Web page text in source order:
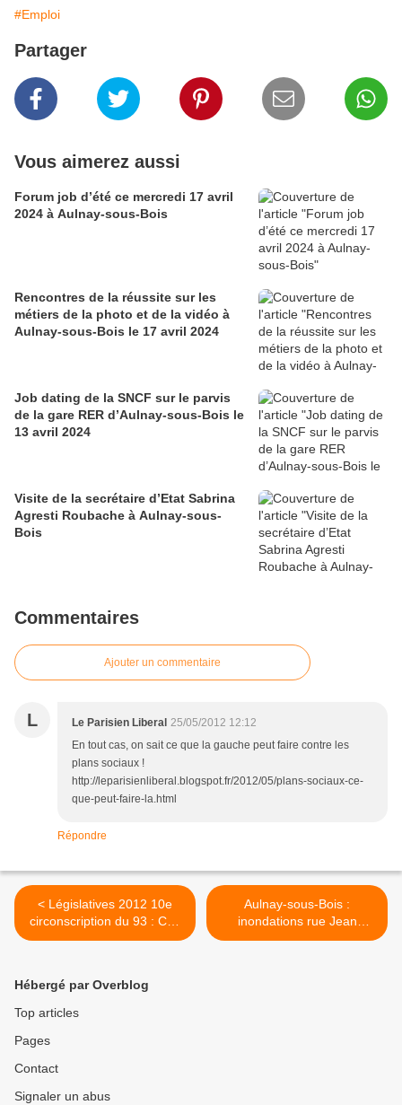
#Emploi
Partager
Vous aimerez aussi
Forum job d’été ce mercredi 17 avril
2024 à Aulnay-sous-Bois
Rencontres de la réussite sur les
métiers de la photo et de la vidéo à
Aulnay-sous-Bois le 17 avril 2024
Job dating de la SNCF sur le parvis
de la gare RER d’Aulnay-sous-Bois le
13 avril 2024
Visite de la secrétaire d’Etat Sabrina
Agresti Roubache à Aulnay-sous-
Bois
Commentaires
Ajouter un commentaire
L Le Parisien Liberal 25/05/2012 12:12
En tout cas, on sait ce que la gauche peut faire contre les
plans sociaux !
http://leparisienliberal.blogspot.fr/2012/05/plans-sociaux-ce-
que-peut-faire-la.html
Répondre
< Législatives 2012 10e
circonscription du 93 : Cap
21 Aulnay soutient Marc
Aulnay-sous-Bois :
inondations rue Jean
Jaurès à proximité de la rue
Hébergé par Overblog
Top articles
Pages
Contact
Signaler un abus